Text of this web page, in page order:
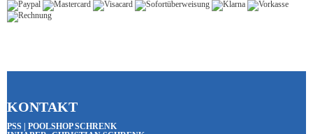
KONTAKT
PSS | POOLSHOP SCHRENK